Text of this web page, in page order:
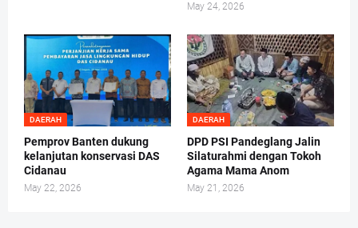
May 24, 2026
DAERAH
Pemprov Banten dukung
kelanjutan konservasi DAS
Cidanau
May 22, 2026
DAERAH
DPD PSI Pandeglang Jalin
Silaturahmi dengan Tokoh
Agama Mama Anom
May 21, 2026